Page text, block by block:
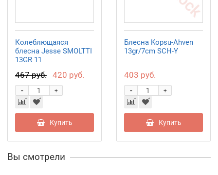
Колеблющаяся
блесна Jesse SMOLTTI
13GR 11
467 руб. 420 руб.
+
-
Купить
Блесна Kopsu-Ahven
13gr/7cm SCH-Y
403 руб.
+
-
Купить
Вы смотрели